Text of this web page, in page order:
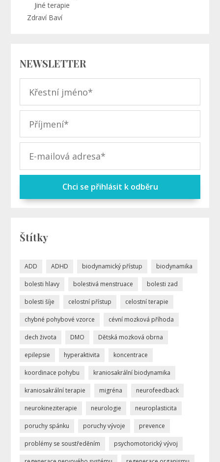
Jiné terapie
Zdraví Baví
NEWSLETTER
Chci se přihlásit k odběru
Štítky
ADD ADHD biodynamický přístup biodynamika
bolesti hlavy bolestivá menstruace bolesti zad
bolesti šíje celostní přístup celostní terapie
chybné pohybové vzorce cévní mozková příhoda
dech života DMO Dětská mozková obrna
epilepsie hyperaktivita koncentrace
koordinace pohybu kraniosakrální biodynamika
kraniosakrální terapie migréna neurofeedback
neurokineziterapie neurologie neuroplasticita
poruchy spánku poruchy vývoje prevence
problémy se soustředěním psychomotorický vývoj